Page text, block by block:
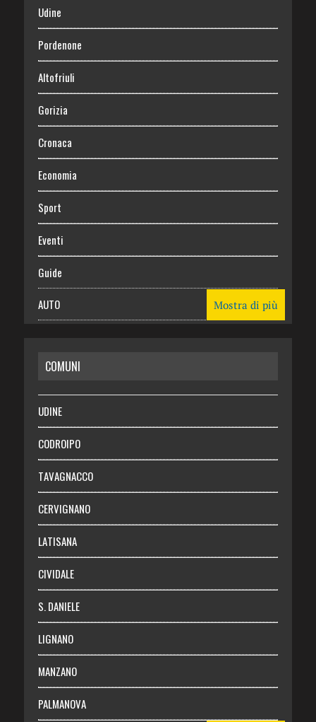
Udine
Pordenone
Altofriuli
Gorizia
Cronaca
Economia
Sport
Eventi
Guide
AUTO
RISPARMIO
SALUTE
Necrologie
Chi siamo
Abbonati
Login
Mostra di più
COMUNI
UDINE
CODROIPO
TAVAGNACCO
CERVIGNANO
LATISANA
CIVIDALE
S. DANIELE
LIGNANO
MANZANO
PALMANOVA